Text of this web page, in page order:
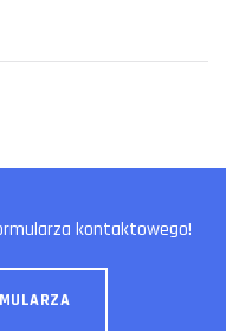
kontaktowego!